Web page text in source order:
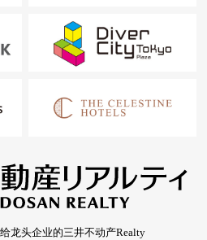
龙头企业的三井不动产Realty